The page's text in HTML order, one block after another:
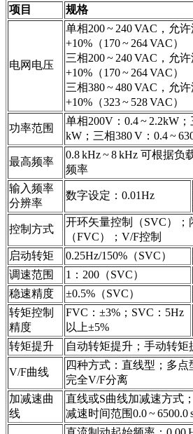
项目 规格
电网电压
单相200 ~ 240 VAC，允
+10%（170 ~ 264 VAC）
三相200 ~ 240 VAC，允
+10%（170 ~ 264 VAC）
三相380 ~ 480 VAC，允
+10%（323 ~ 528 VAC）
功率范围
单相200V：0.4 ~ 2.2kW
kW；三相380 V：0.4 ~
最高频率
0.8 kHz ~ 8 kHz 可根据负
频率
输入频率
分辨率
数字设定：0.01Hz
控制方式
开环矢量控制（SVC）；
（FVC）；V/F控制
启动转矩
0.25Hz/150%（SVC）
调速范围
1：200（SVC）
稳速精度
±0.5%（SVC）
转矩控制
精度
FVC：±3%；SVC：5Hz
以上±5%
转矩提升
自动转矩提升；手动转矩
V/F曲线
四种方式：直线型；多
完全V/F分离
加减速曲
线
直线或S曲线加减速方式
减速时间范围0.0 ~ 6500.0